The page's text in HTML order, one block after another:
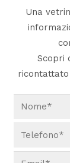
Una
Scopri